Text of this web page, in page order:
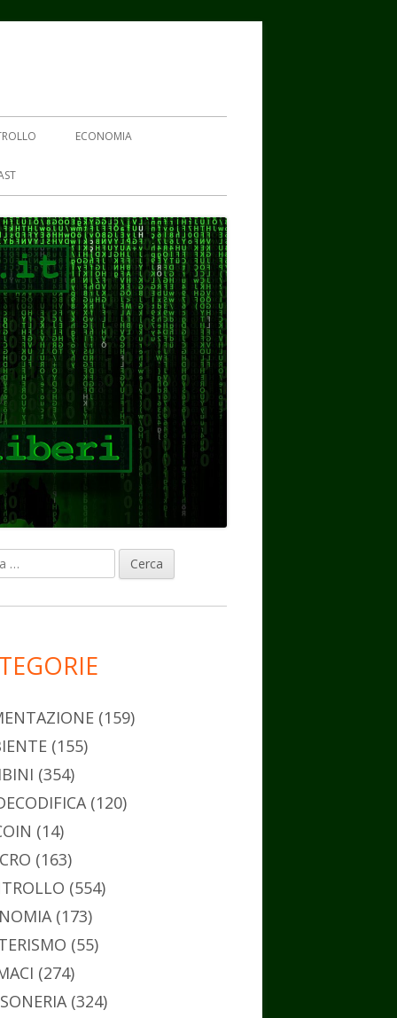
ECONOMIA
(159)
(155)
(354)
(120)
(14)
(163)
(554)
(173)
(55)
(274)
(324)